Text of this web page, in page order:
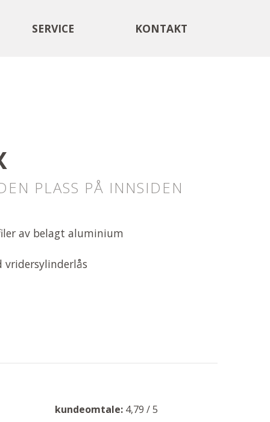
SERVICE KONTAKT
PLASS PÅ INNSIDEN
av belagt aluminium
kundeomtale: 4,79 / 5